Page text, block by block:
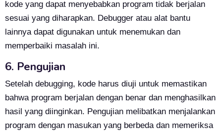
kode yang dapat menyebabkan program tidak berjalan
sesuai yang diharapkan. Debugger atau alat bantu
lainnya dapat digunakan untuk menemukan dan
memperbaiki masalah ini.
6. Pengujian
Setelah debugging, kode harus diuji untuk memastikan
bahwa program berjalan dengan benar dan menghasilkan
hasil yang diinginkan. Pengujian melibatkan menjalankan
program dengan masukan yang berbeda dan memeriksa